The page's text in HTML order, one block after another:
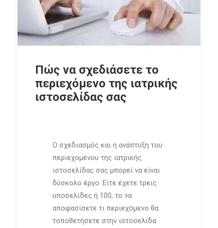
Πώς να σχεδιάσετε το
περιεχόμενο της ιατρικής
ιστοσελίδας σας
O σχεδιασμός και η ανάπτυξη του
περιεχομένου της ιατρικής
ιστοσελίδας σας μπορεί να είναι
δύσκολο έργο. Είτε έχετε τρεις
υποσελίδες ή 100, το να
αποφασίσετε τι περιεχόμενο θα
τοποθετήσετε στην ιστοσελίδα